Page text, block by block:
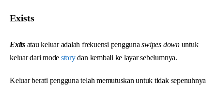
Exists
Exitsatau keluar adalah frekuensi penggunaswipes downuntuk
keluar dari mode storydan kembali ke layar sebelumnya.
Keluar berati pengguna telah memutuskan untuk tidak sepenuhnya